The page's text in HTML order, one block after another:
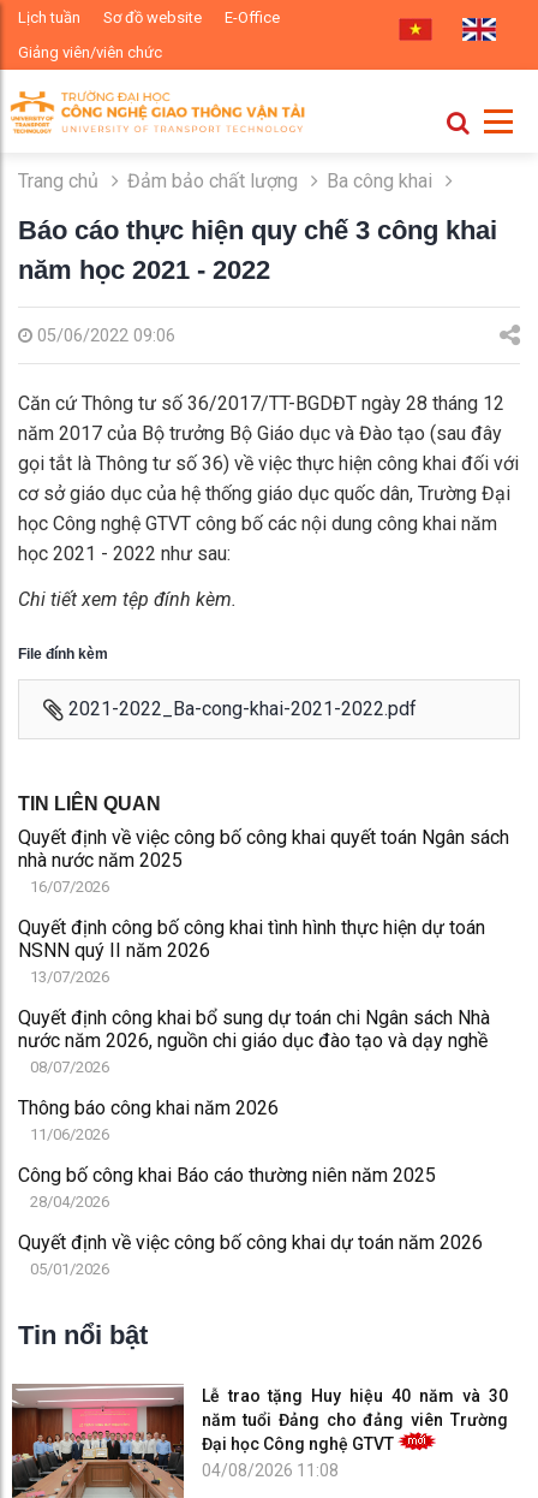
Lịch tuần Sơ đồ website
E-Office
Giảng viên/viên chức
Trang chủ Đảm bảo chất lượng Ba công khai
Báo cáo thực hiện quy chế 3 công khai
năm học 2021 - 2022
05/06/2022 09:06
Căn cứ Thông tư số 36/2017/TT-BGDĐT ngày 28 tháng 12
năm 2017 của Bộ trưởng Bộ Giáo dục và Đào tạo (sau đây
gọi tắt là Thông tư số 36) về việc thực hiện công khai đối với
cơ sở giáo dục của hệ thống giáo dục quốc dân, Trường Đại
học Công nghệ GTVT công bố các nội dung công khai năm
học 2021 - 2022 như sau:
Chi tiết xem tệp đính kèm.
File đính kèm
2021-2022_Ba-cong-khai-2021-2022.pdf
TIN LIÊN QUAN
Quyết định về việc công bố công khai quyết toán Ngân sách
nhà nước năm 2025
16/07/2026
Quyết định công bố công khai tình hình thực hiện dự toán
NSNN quý II năm 2026
13/07/2026
Quyết định công khai bổ sung dự toán chi Ngân sách Nhà
nước năm 2026, nguồn chi giáo dục đào tạo và dạy nghề
08/07/2026
Thông báo công khai năm 2026
11/06/2026
Công bố công khai Báo cáo thường niên năm 2025
28/04/2026
Quyết định về việc công bố công khai dự toán năm 2026
05/01/2026
Tin nổi bật
Lễ trao tặng Huy hiệu 40 năm và 30
năm tuổi Đảng cho đảng viên Trường
Đại học Công nghệ GTVT
04/08/2026 11:08